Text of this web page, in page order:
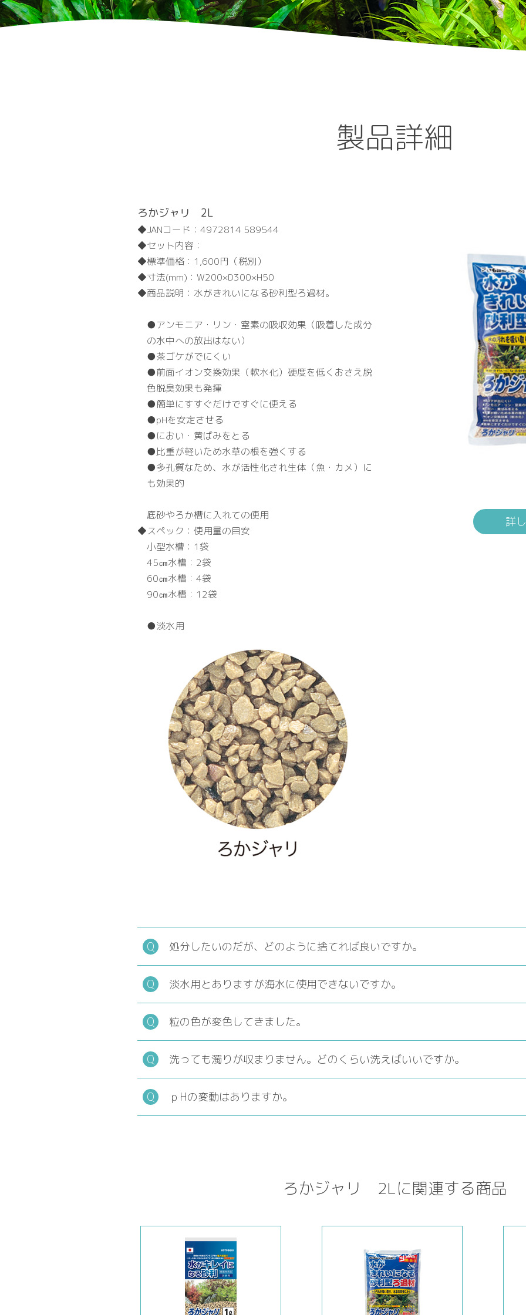
製品詳細
ろかジャリ 2L
JANコード： 4972814 589544
セット内容：
標準価格： 1,600円（税別）
寸法(mm)： W200×D300×H50
商品説明： 水がきれいになる砂利型ろ過材。
●アンモニア・リン・窒素の吸収効果（吸着した成分
の水中への放出はない）
●茶ゴケがでにくい
●前面イオン交換効果（軟水化）硬度を低くおさえ脱
色脱臭効果も発揮
●簡単にすすぐだけですぐに使える
●pHを安定させる
●におい・黄ばみをとる
●比重が軽いため水草の根を強くする
●多孔質なため、水が活性化され生体（魚・カメ）に
も効果的
底砂やろか槽に入れての使用
スペック： 使用量の目安
小型水槽：1袋
45㎝水槽：2袋
60㎝水槽：4袋
90㎝水槽：12袋
●淡水用
詳
処分したいのだが、どのように捨てれば良いですか。
淡水用とありますが海水に使用できないですか。
粒の色が変色してきました。
洗っても濁りが収まりません。どのくらい洗えばいいですか。
ｐHの変動はありますか。
ろかジャリ 2Lに関連する商品